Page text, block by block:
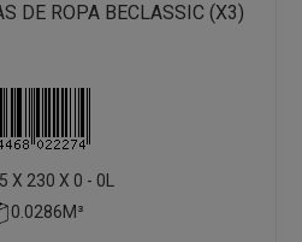
DE ROPA BECLASSIC (X3)
X 230 X 0 - 0L
0.0286M³